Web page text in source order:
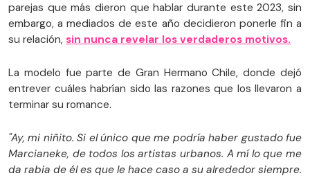
parejas que más dieron que hablar durante este 2023, sin
embargo, a mediados de este año decidieron ponerle fin a
su relación, sin nunca revelar los verdaderos motivos.
La modelo fue parte de Gran Hermano Chile, donde dejó
entrever cuáles habrían sido las razones que los llevaron a
terminar su romance.
"Ay, mi niñito. Si el único que me podría haber gustado fue
Marcianeke, de todos los artistas urbanos. A mí lo que me
da rabia de él es que le hace caso a su alrededor siempre.